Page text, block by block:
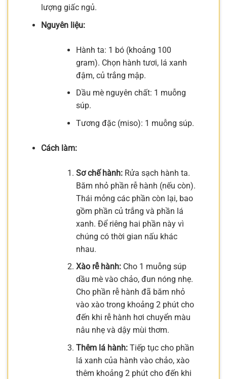
lượng giấc ngủ.
Nguyên liệu:
Hành ta: 1 bó (khoảng 100
gram). Chọn hành tươi, lá xanh
đậm, củ trắng mập.
Dầu mè nguyên chất: 1 muỗng
súp.
Tương đặc (miso): 1 muỗng súp.
Cách làm:
Sơ chế hành:Rửa sạch hành ta.
Băm nhỏ phần rễ hành (nếu còn).
Thái mỏng các phần còn lại, bao
gồm phần củ trắng và phần lá
xanh. Để riêng hai phần này vì
chúng có thời gian nấu khác
nhau.
Xào rễ hành:Cho 1 muỗng súp
dầu mè vào chảo, đun nóng nhẹ.
Cho phần rễ hành đã băm nhỏ
vào xào trong khoảng 2 phút cho
đến khi rễ hành hơi chuyển màu
nâu nhẹ và dậy mùi thơm.
Thêm lá hành:Tiếp tục cho phần
lá xanh của hành vào chảo, xào
thêm khoảng 2 phút cho đến khi